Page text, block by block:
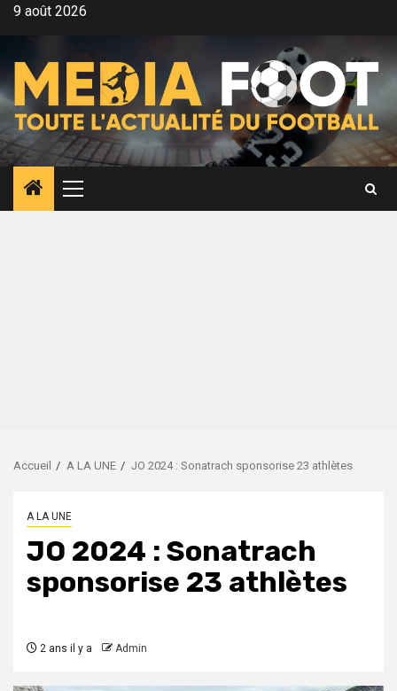
Aller9 août 2026
Menu
principal
Accueil A LA UNE JO 2024 : Sonatrach sponsorise 23 athlètes
A LA UNE
JO 2024 : Sonatrach
sponsorise 23 athlètes
2 ans il y a Admin